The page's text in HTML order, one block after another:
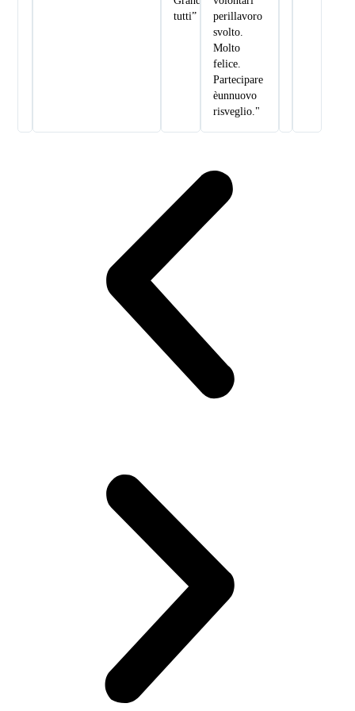
tutti”
per il lavoro
svolto.
Molto
felice.
Partecipare
è un nuovo
risveglio."